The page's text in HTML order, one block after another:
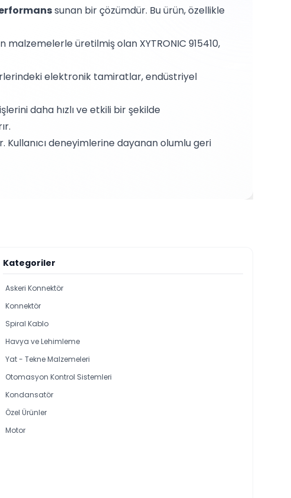
sunan bir çözümdür. Bu ürün, özellikle
malzemelerle üretilmiş olan XYTRONIC 915410,
elektronik tamiratlar, endüstriyel
daha hızlı ve etkili bir şekilde
Kullanıcı deneyimlerine dayanan olumlu geri
Kategoriler
Askeri Konnektör
Konnektör
Spiral Kablo
Havya ve Lehimleme
Yat - Tekne Malzemeleri
Otomasyon Kontrol Sistemleri
Kondansatör
Özel Ürünler
Motor